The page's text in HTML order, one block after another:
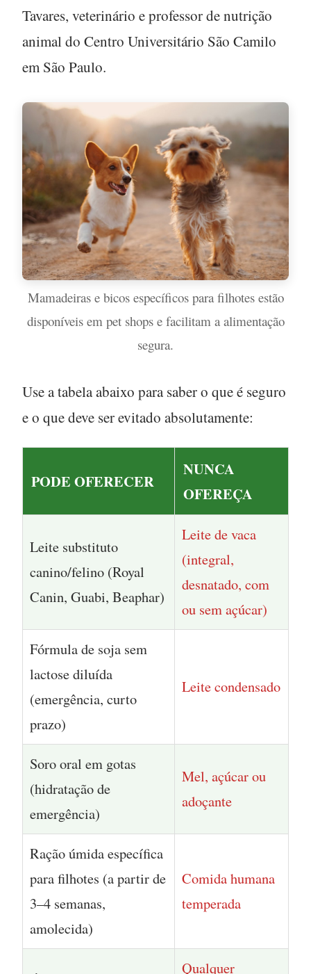
Tavares, veterinário e professor de nutrição
animal do Centro Universitário São Camilo
em São Paulo.
Mamadeiras e bicos específicos para filhotes estão
disponíveis em pet shops e facilitam a alimentação
segura.
Use a tabela abaixo para saber o que é seguro
e o que deve ser evitado absolutamente:
PODE OFERECER
NUNCA
OFEREÇA
Leite substituto
canino/felino (Royal
Canin, Guabi, Beaphar)
Leite de vaca
(integral,
desnatado, com
ou sem açúcar)
Fórmula de soja sem
lactose diluída
(emergência, curto
prazo)
Leite condensado
Soro oral em gotas
(hidratação de
emergência)
Mel, açúcar ou
adoçante
Ração úmida específica
para filhotes (a partir de
3–4 semanas,
amolecida)
Comida humana
temperada
Qualquer